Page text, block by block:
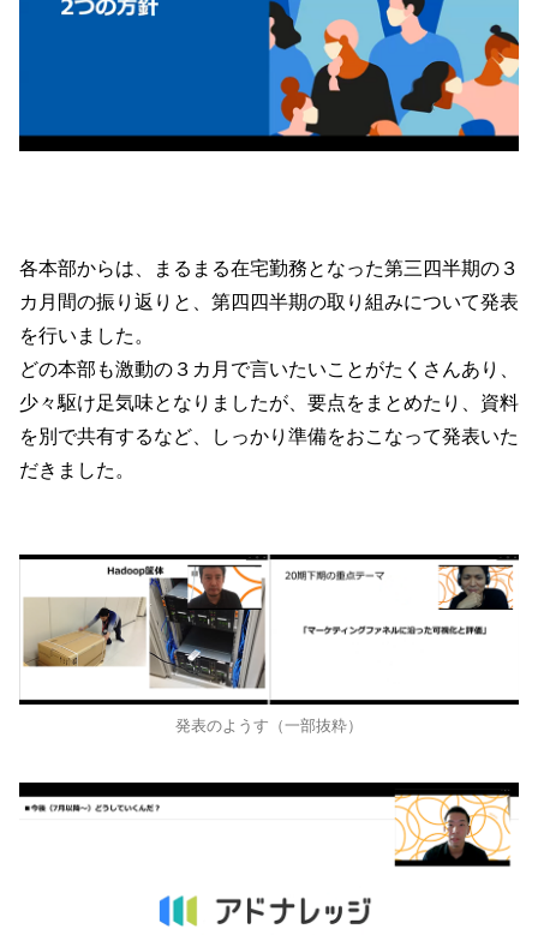
各本部からは、まるまる在宅勤務となった第三四半期の３
カ月間の振り返りと、第四四半期の取り組みについて発表
を行いました。
どの本部も激動の３カ月で言いたいことがたくさんあり、
少々駆け足気味となりましたが、要点をまとめたり、資料
を別で共有するなど、しっかり準備をおこなって発表いた
だきました。
発表のようす（一部抜粋）